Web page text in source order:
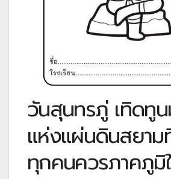
วันสุนทรภู่ เทิดทู
แห่งแผ่นดินสยาม
ทุกคนควรภาคภูมิ